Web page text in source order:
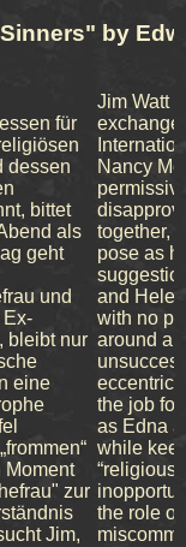
by
für
dessen
bittet
als
geht
und
Ex-
bleibt nur
eine
Moment
zur
Jim,
Jim Watt
exchange
Nancy
together,
pose as
and
with no
around
eccentric
the job
as Edna
while
“religious
the role